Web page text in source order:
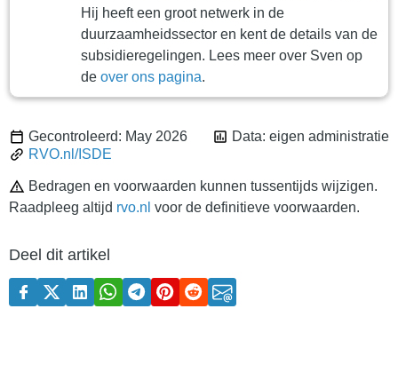
Hij heeft een groot netwerk in de
duurzaamheidssector en kent de details van de
subsidieregelingen. Lees meer over Sven op
de over ons pagina.
Gecontroleerd: May 2026
Data: eigen administratie
RVO.nl/ISDE
Bedragen en voorwaarden kunnen tussentijds wijzigen.
Raadpleeg altijd rvo.nl voor de definitieve voorwaarden.
Deel dit artikel